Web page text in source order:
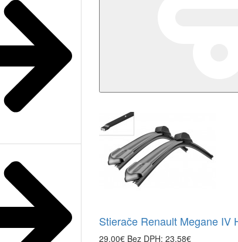
Stierače Renault Megane IV
29,00€ Bez DPH: 23,58€